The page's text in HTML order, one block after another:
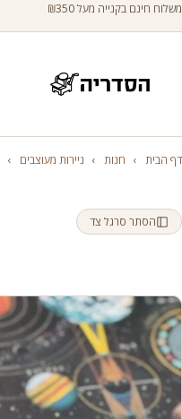
משלוח חינם בקנייה מעל ₪350
דף הבית › חנות › ניירות מעוצבים ›
הסתר סרגל צד